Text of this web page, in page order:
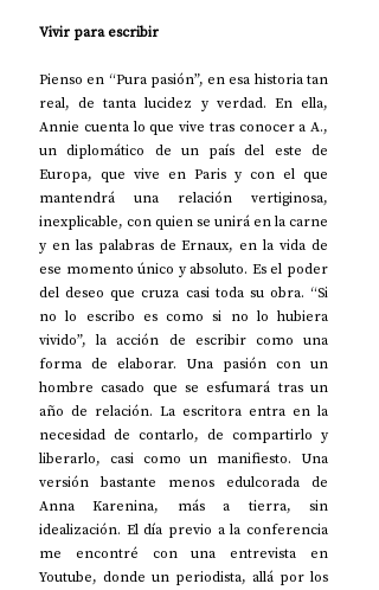
Vivir para escribir
Pienso en “Pura pasión”, en esa historia tan
real, de tanta lucidez y verdad. En ella,
Annie cuenta lo que vive tras conocer a A.,
un diplomático de un país del este de
Europa, que vive en Paris y con el que
mantendrá una relación vertiginosa,
inexplicable, con quien se unirá en la carne
y en las palabras de Ernaux, en la vida de
ese momento único y absoluto. Es el poder
del deseo que cruza casi toda su obra. “Si
no lo escribo es como si no lo hubiera
vivido”, la acción de escribir como una
forma de elaborar. Una pasión con un
hombre casado que se esfumará tras un
año de relación. La escritora entra en la
necesidad de contarlo, de compartirlo y
liberarlo, casi como un manifiesto. Una
versión bastante menos edulcorada de
Anna Karenina, más a tierra, sin
idealización. El día previo a la conferencia
me encontré con una entrevista en
Youtube, donde un periodista, allá por los